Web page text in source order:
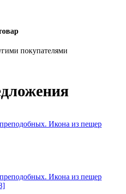
покупателями
Икона из пещер
Икона из пещер